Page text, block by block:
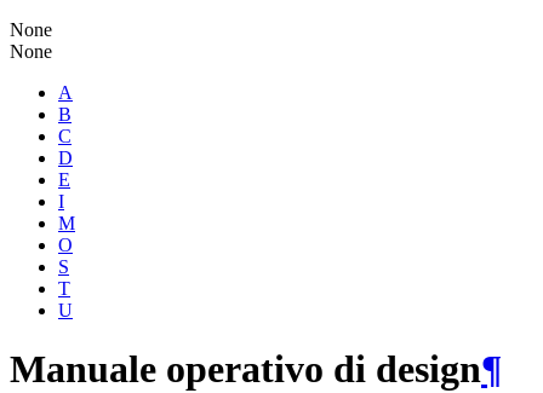
None
None
A
B
C
D
E
I
M
O
S
T
U
Manuale operativo di design¶